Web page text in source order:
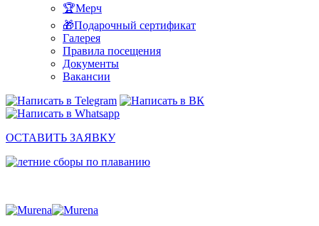
🏆Мерч
🎁Подарочный сертификат
Галерея
Правила посещения
Документы
Вакансии
ОСТАВИТЬ ЗАЯВКУ